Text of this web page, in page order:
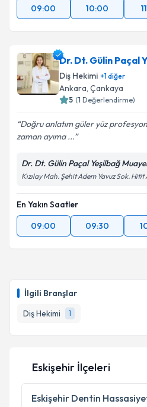
İlgili Branşlar
Diş Hekimi
1
09:00
10:00
Dr. Dt. Gülin Paçal
Diş Hekimi +1diğer
Ankara, Çankaya
5 (1 Değerlendirme)
Doğru anlatım güler yüz
zaman ayıma ...
Dr. Dt. Gülin Paçal Yeşilbağ
Kızılay Mah. Şehit Adem Yavuz Sok. Hitit
En Yakın Saatler
09:00
09:30
Eskişehir İlçeleri
Eskişehir Dentin